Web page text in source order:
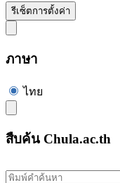
รีเซ็ตการตั้งค่า
ภาษา
ไทย
สืบค้น Chula.ac.th